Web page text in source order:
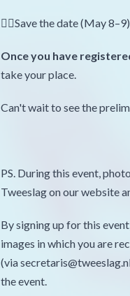
👉🏻Save the date (May
Once you have
take your place.
Can't wait to see the
PS. During this event,
Tweeslag on our website
By signing up for this
images in which you are
(via
the event.